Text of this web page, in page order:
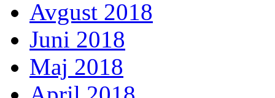
Avgust 2018
Juni 2018
Maj 2018